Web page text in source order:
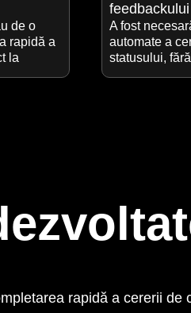
A fost
automate a
statusului,
de o
rapidă a
la
rapidă a cererii de